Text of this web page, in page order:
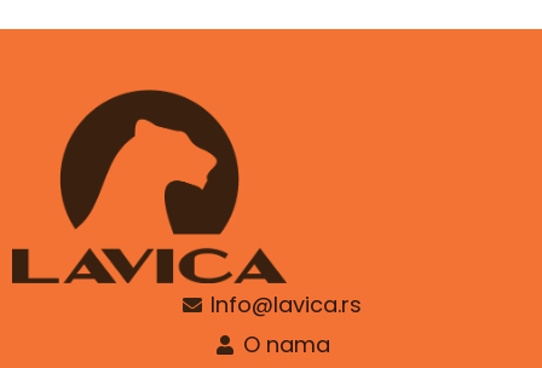
Info@lavica.rs
O nama